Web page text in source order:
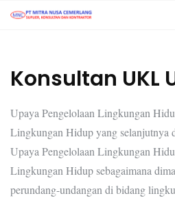
Konsultan UKL
Upaya Pengelolaan Lingkungan
Lingkungan Hidup yang
Upaya Pengelolaan Lingkungan
Lingkungan Hidup sebagaimana
perundang-undangan di bidang